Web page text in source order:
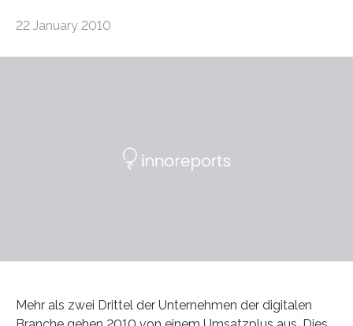
22 January 2010
Mehr als zwei Drittel der Unternehmen der digitalen